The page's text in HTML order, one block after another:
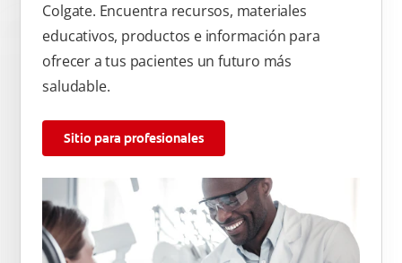
Colgate. Encuentra recursos, materiales
educativos, productos e información para
ofrecer a tus pacientes un futuro más
saludable.
Sitio para profesionales